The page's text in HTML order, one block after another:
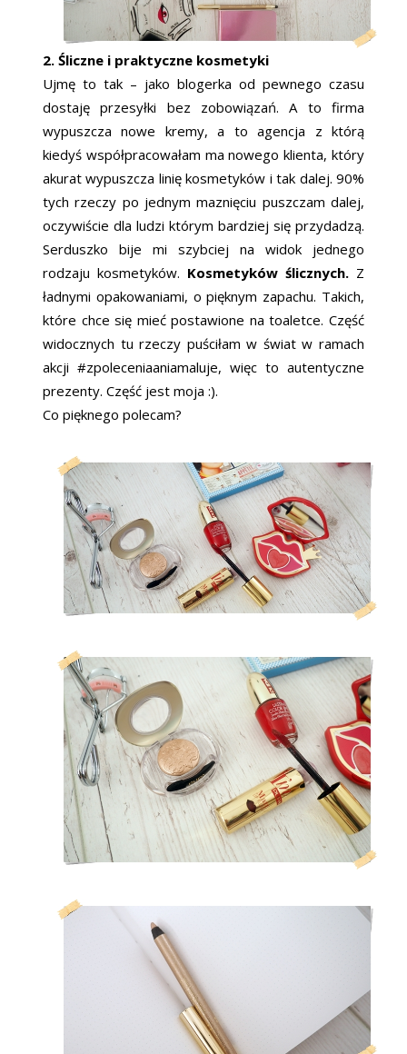
2. Śliczne i praktyczne kosmetyki
Ujmę to tak – jako blogerka od pewnego czasu
dostaję przesyłki bez zobowiązań. A to firma
wypuszcza nowe kremy, a to agencja z którą
kiedyś współpracowałam ma nowego klienta, który
akurat wypuszcza linię kosmetyków i tak dalej. 90%
tych rzeczy po jednym maznięciu puszczam dalej,
oczywiście dla ludzi którym bardziej się przydadzą.
Serduszko bije mi szybciej na widok jednego
rodzaju kosmetyków. Kosmetyków ślicznych. Z
ładnymi opakowaniami, o pięknym zapachu. Takich,
które chce się mieć postawione na toaletce. Część
widocznych tu rzeczy puściłam w świat w ramach
akcji #zpoleceniaaniamaluje, więc to autentyczne
prezenty. Część jest moja :).
Co pięknego polecam?